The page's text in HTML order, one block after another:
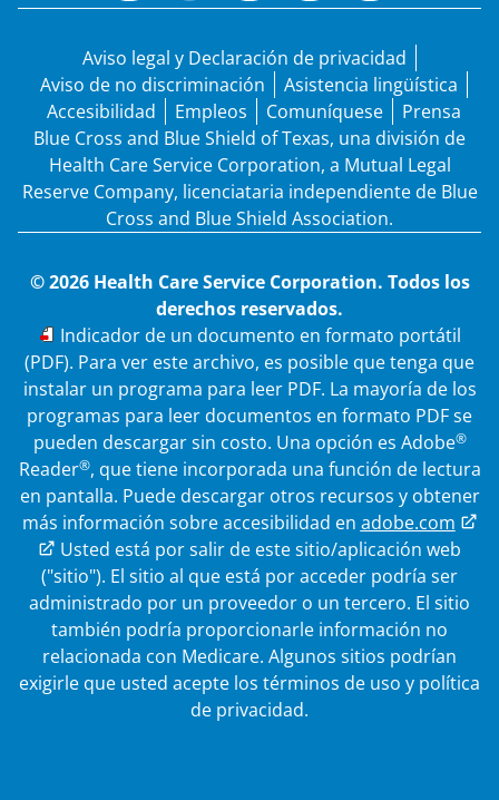
Aviso legal y Declaración de privacidad
Aviso de no discriminación
Asistencia lingüística
Accesibilidad
Empleos Comuníquese
Prensa
Blue Cross and Blue Shield of Texas, una división de
Health Care Service Corporation, a Mutual Legal
Reserve Company, licenciataria independiente de Blue
Cross and Blue Shield Association.
© 2026 Health Care Service Corporation. Todos los
derechos reservados.
PDF
Indicador de un documento en formato portátil
(PDF). Para ver este archivo, es posible que tenga que
instalar un programa para leer PDF. La mayoría de los
programas para leer documentos en formato PDF se
pueden descargar sin costo. Una opción es Adobe®
Reader®, que tiene incorporada una función de lectura
en pantalla. Puede descargar otros recursos y obtener
más información sobre accesibilidad en adobe.com
Enlace externo
Usted está por salir de este sitio/aplicación web
("sitio"). El sitio al que está por acceder podría ser
administrado por un proveedor o un tercero. El sitio
también podría proporcionarle información no
relacionada con Medicare. Algunos sitios podrían
exigirle que usted acepte los términos de uso y política
de privacidad.